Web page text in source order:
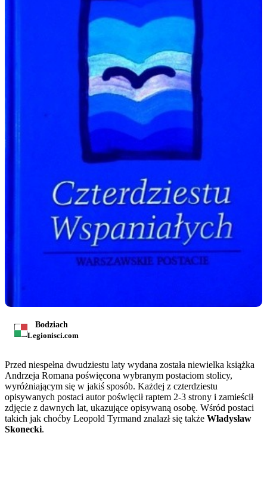
Bodziach
Legionisci.com
Przed niespełna dwudziestu laty wydana została niewielka książka
Andrzeja Romana poświęcona wybranym postaciom stolicy,
wyróżniającym się w jakiś sposób. Każdej z czterdziestu
opisywanych postaci autor poświęcił raptem 2-3 strony i zamieścił
zdjęcie z dawnych lat, ukazujące opisywaną osobę. Wśród postaci
takich jak choćby Leopold Tyrmand znalazł się także Władysław
Skonecki.